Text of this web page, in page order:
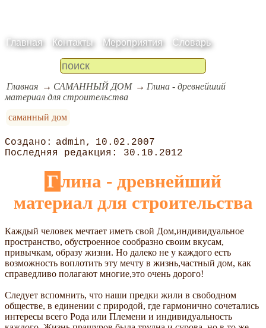
Главная Контакты Мероприятия Словарь
Главная САМАННЫЙ ДОМ
Глина - древнейший
материал для строительства
саманный дом
admin
10.02.2007
30.10.2012
Глина - древнейший
материал для строительства
Каждый человек мечтает иметь свой Дом,индивидуальное
пространство, обустроенное сообразно своим вкусам,
привычкам, образу жизни. Но далеко не у каждого есть
возможность воплотить эту мечту в жизнь,частный дом, как
справедливо полагают многие,это очень дорого!
Следует вспомнить, что наши предки жили в свободном
обществе, в единении с природой, где гармонично сочетались
интересы всего Рода или Племени и индивидуальность